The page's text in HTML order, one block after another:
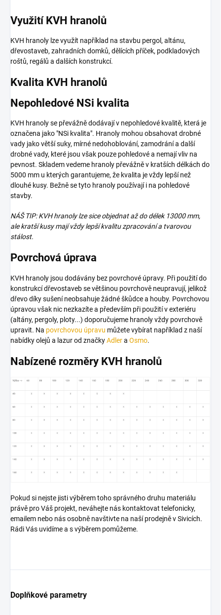
Využití KVH hranolů
KVH hranoly lze využít například na stavbu pergol, altánu,
dřevostaveb, zahradních domků, dělících příček, podkladových
roštů, regálů a dalších konstrukcí.
Kvalita KVH hranolů
Nepohledové NSi kvalita
KVH hranoly se převážně dodávají v nepohledové kvalitě, která je
označena jako "NSi kvalita". Hranoly mohou obsahovat drobné
vady jako větší suky, mírné nedohoblování, zamodrání a další
drobné vady, které jsou však pouze pohledové a nemají vliv na
pevnost. Skladem vedeme hranoly převážně v kratších délkách do
5000 mm u kterých garantujeme, že kvalita je vždy lepší než
dlouhé kusy. Bežně se tyto hranoly používají i na pohledové
stavby.
NÁŠ TIP: KVH hranoly lze sice objednat až do délek 13000 mm,
ale kratší kusy mají vždy lepší kvalitu zpracování a tvarovou
stálost.
Povrchová úprava
KVH hranoly jsou dodávány bez povrchové úpravy. Při použití do
konstrukcí dřevostaveb se většinou povrchově neupravují, jelikož
dřevo díky sušení neobsahuje žádné škůdce a houby. Povrchovou
úpravou však nic nezkazíte a především při použití v exteriéru
(altány, pergoly, ploty...) doporučujeme hranoly vždy povrchově
upravit. Na povrchovou úpravu můžete vybírat například z naší
nabídky olejů a lazur od značkyAdlera Osmo.
Nabízené rozměry KVH hranolů
Pokud si nejste jisti výběrem toho správného druhu materiálu
právě pro Váš projekt, neváhejte nás kontaktovat telefonicky,
emailem nebo nás osobně navštivte na naší prodejně v Sivicích.
Rádi Vás uvidíme a s výběrem pomůžeme.
Doplňkové parametry